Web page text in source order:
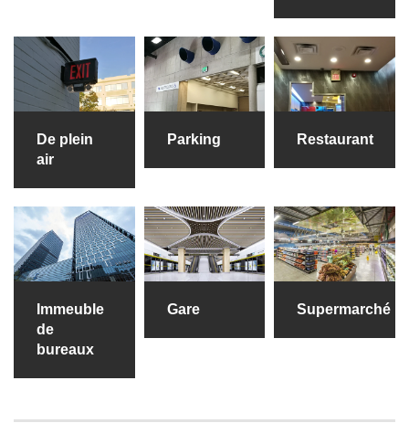
De plein
air
Parking Restaurant
Immeuble
de
bureaux
Gare Supermarché